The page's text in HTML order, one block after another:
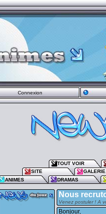
Connexion
TOUT VOIR
SITE
GALERIE
ANIMES
DRAMAS
Nous
Venez postuler ! A
Bonjour,